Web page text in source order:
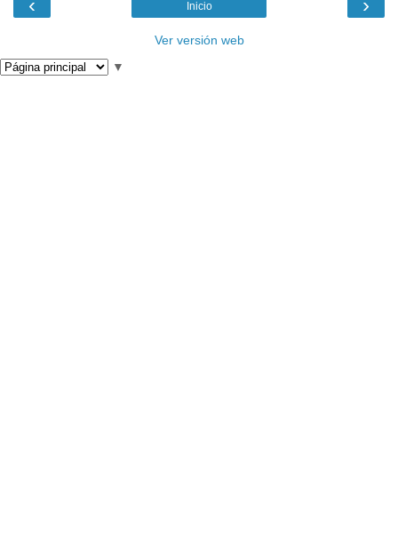
Inicio
Ver versión web
▼